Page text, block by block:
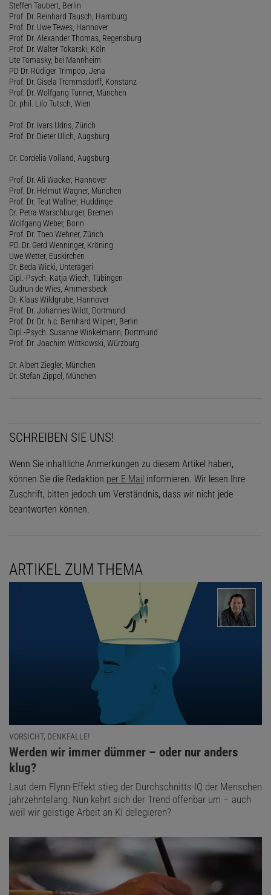
Steffen Taubert, Berlin
Prof. Dr. Reinhard Tausch, Hamburg
Prof. Dr. Uwe Tewes, Hannover
Prof. Dr. Alexander Thomas, Regensburg
Prof. Dr. Walter Tokarski, Köln
Ute Tomasky, bei Mannheim
PD Dr. Rüdiger Trimpop, Jena
Prof. Dr. Gisela Trommsdorff, Konstanz
Prof. Dr. Wolfgang Tunner, München
Dr. phil. Lilo Tutsch, Wien
Prof. Dr. Ivars Udris, Zürich
Prof. Dr. Dieter Ulich, Augsburg
Dr. Cordelia Volland, Augsburg
Prof. Dr. Ali Wacker, Hannover
Prof. Dr. Helmut Wagner, München
Prof. Dr. Teut Wallner, Huddinge
Dr. Petra Warschburger, Bremen
Wolfgang Weber, Bonn
Prof. Dr. Theo Wehner, Zürich
PD. Dr. Gerd Wenninger, Kröning
Uwe Wetter, Euskirchen
Dr. Beda Wicki, Unterägeri
Dipl.-Psych. Katja Wiech, Tübingen
Gudrun de Wies, Ammersbeck
Dr. Klaus Wildgrube, Hannover
Prof. Dr. Johannes Wildt, Dortmund
Prof. Dr. Dr. h.c. Bernhard Wilpert, Berlin
Dipl.-Psych. Susanne Winkelmann, Dortmund
Prof. Dr. Joachim Wittkowski, Würzburg
Dr. Albert Ziegler, München
Dr. Stefan Zippel, München
SCHREIBEN SIE UNS!
Wenn Sie inhaltliche Anmerkungen zu diesem Artikel haben,
können Sie die Redaktion per E-Mail informieren. Wir lesen Ihre
Zuschrift, bitten jedoch um Verständnis, dass wir nicht jede
beantworten können.
ARTIKEL ZUM THEMA
VORSICHT, DENKFALLE!
:
Werden wir immer dümmer – oder nur anders
klug?
Laut dem Flynn-Effekt stieg der Durchschnitts-IQ der Menschen
jahrzehntelang. Nun kehrt sich der Trend offenbar um – auch
weil wir geistige Arbeit an KI delegieren?